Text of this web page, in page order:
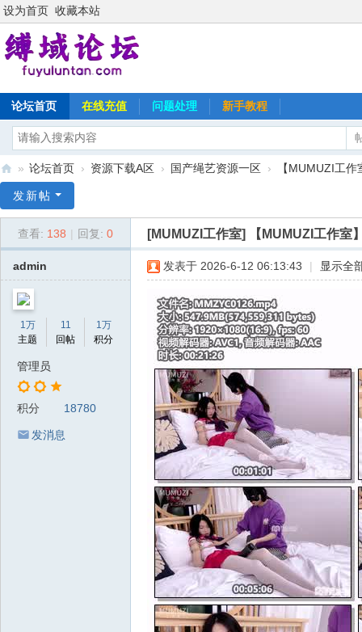
设为首页 收藏本站
论坛首页 在线充值 问题处理 新手教程
域
» 论坛首页 › 资源下载A区 › 国产绳艺资源一区 › 【MUMUZI工
发新帖
查看: 138 回复: 0 [MUMUZI工作室] 【MUMUZI工作
admin
1万
主题
11
回帖
1万
积分
管理员
积分 18780
发消息
发表于 2026-6-12 06:13:43 显示全